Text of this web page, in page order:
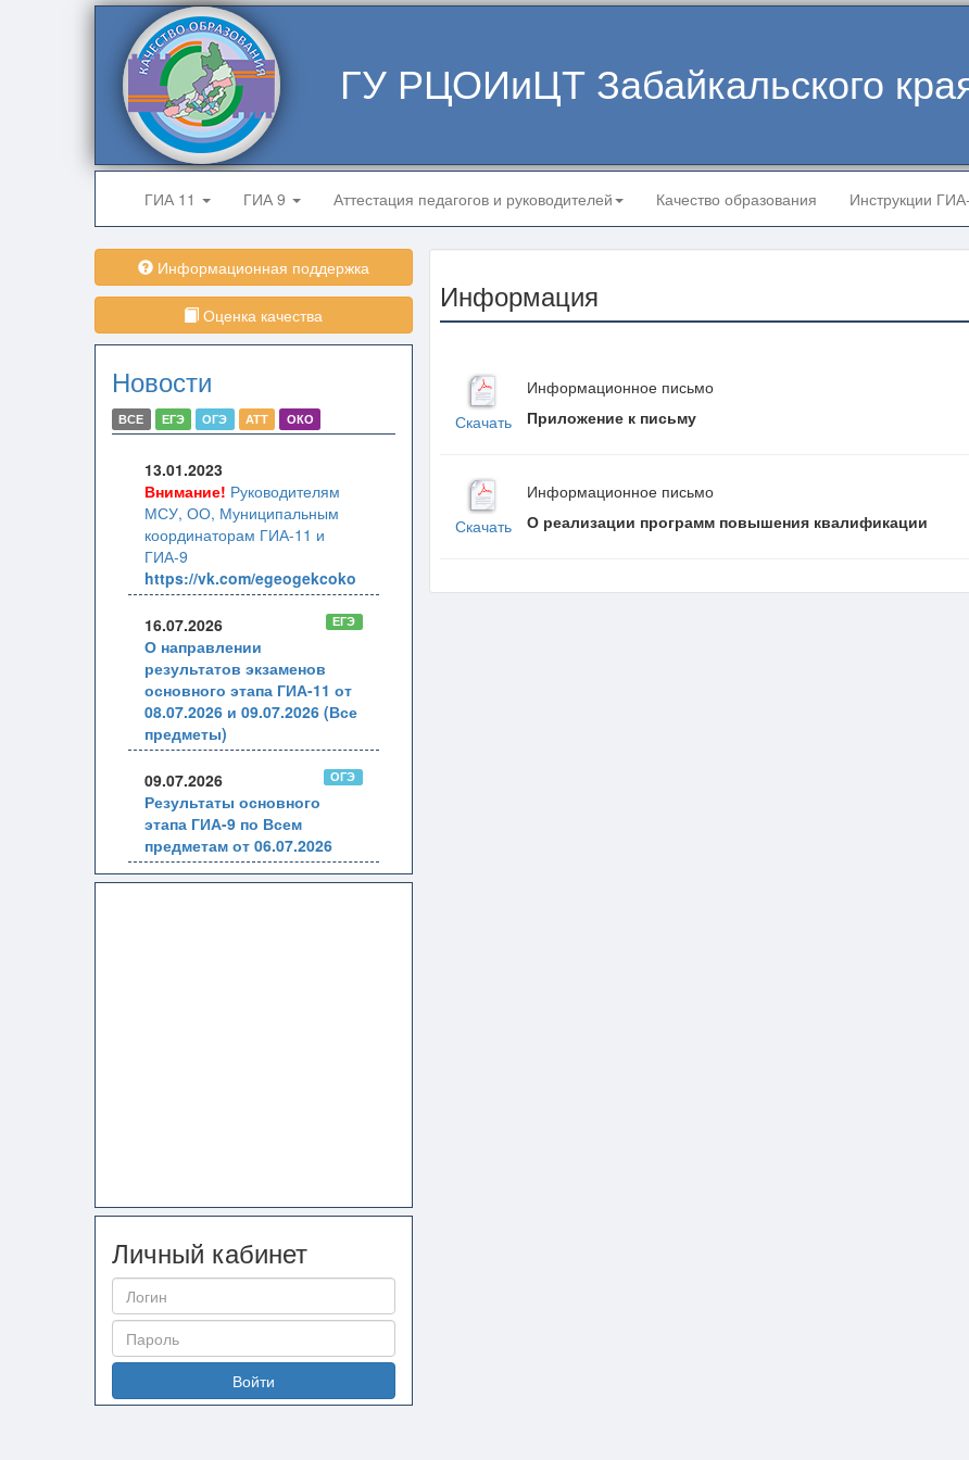
ГУ РЦОИиЦТ Забайкальского
ГИА 11 ГИА 9 Аттестация педагогов и руководителей Качество образования Инструкции
Информационная поддержка
Оценка качества
Новости
ВСЕ ЕГЭ ОГЭ АТТ ОКО
13.01.2023
Внимание! Руководителям
МСУ, ОО, Муниципальным
координаторам ГИА-11 и
ГИА-9
https://vk.com/egeogekcoko
16.07.2026 ЕГЭ
О направлении
результатов экзаменов
основного этапа ГИА-11 от
08.07.2026 и 09.07.2026 (Все
предметы)
09.07.2026 ОГЭ
Результаты основного
этапа ГИА-9 по Всем
предметам от 06.07.2026
Личный кабинет
Войти
Информация
Скачать
Информационное письмо
Приложение к письму
Скачать
Информационное письмо
О реализации программ повышения квалификации